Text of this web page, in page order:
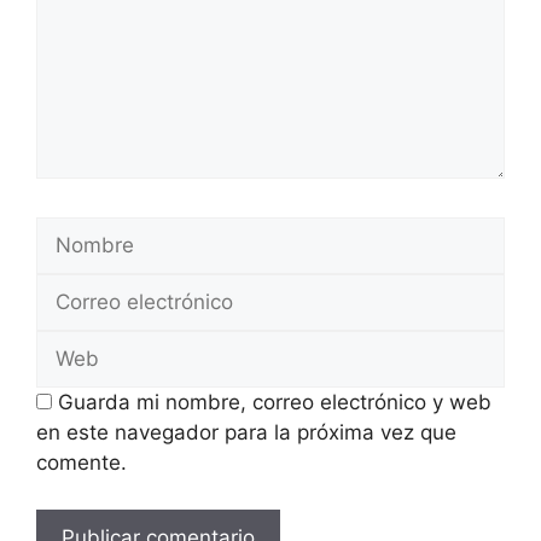
Nombre
Correo
Web
Guarda mi nombre, correo electrónico y web
en este navegador para la próxima vez que
comente.